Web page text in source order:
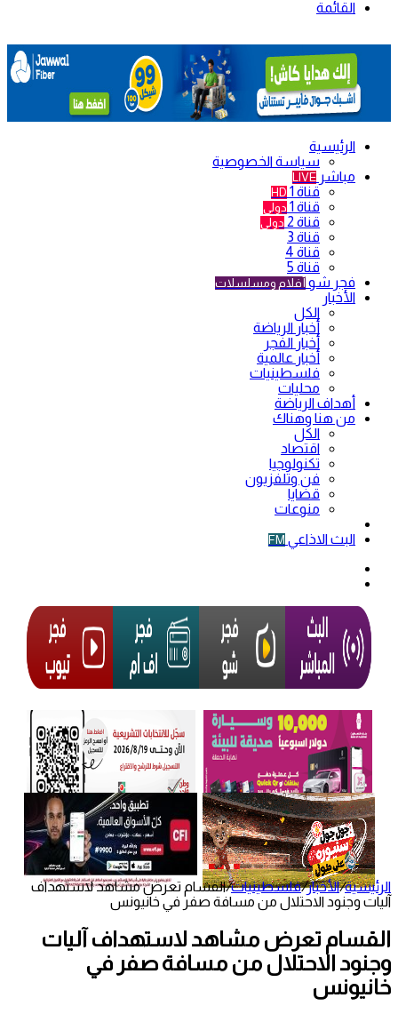
القائمة
الرئيسية
سياسة الخصوصية
مباشر LIVE
قناة 1 HD
قناة 1 دولي
قناة 2 دولي
قناة 3
قناة 4
قناة 5
فجر شو أفلام ومسلسلات
الأخبار
الكل
أخبار الرياضة
أخبار الفجر
أخبار عالمية
فلسطينيات
محليات
أهداف الرياضة
من هنا وهناك
الكل
اقتصاد
تكنولوجيا
فن وتلفزيون
قضايا
منوعات
البث الاذاعي FM
الرئيسية/الأخبار/فلسطينيات/القسام تعرض مشاهد لاستهداف
آليات وجنود الاحتلال من مسافة صفر في خانيونس
القسام تعرض مشاهد لاستهداف آليات
وجنود الاحتلال من مسافة صفر في
خانيونس